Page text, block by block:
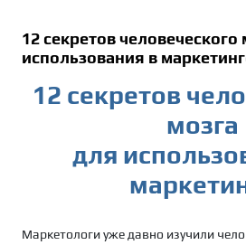
12 секретов человеческого
использования в
12 секретов
мозга
для
Маркетологи уже давно изучили